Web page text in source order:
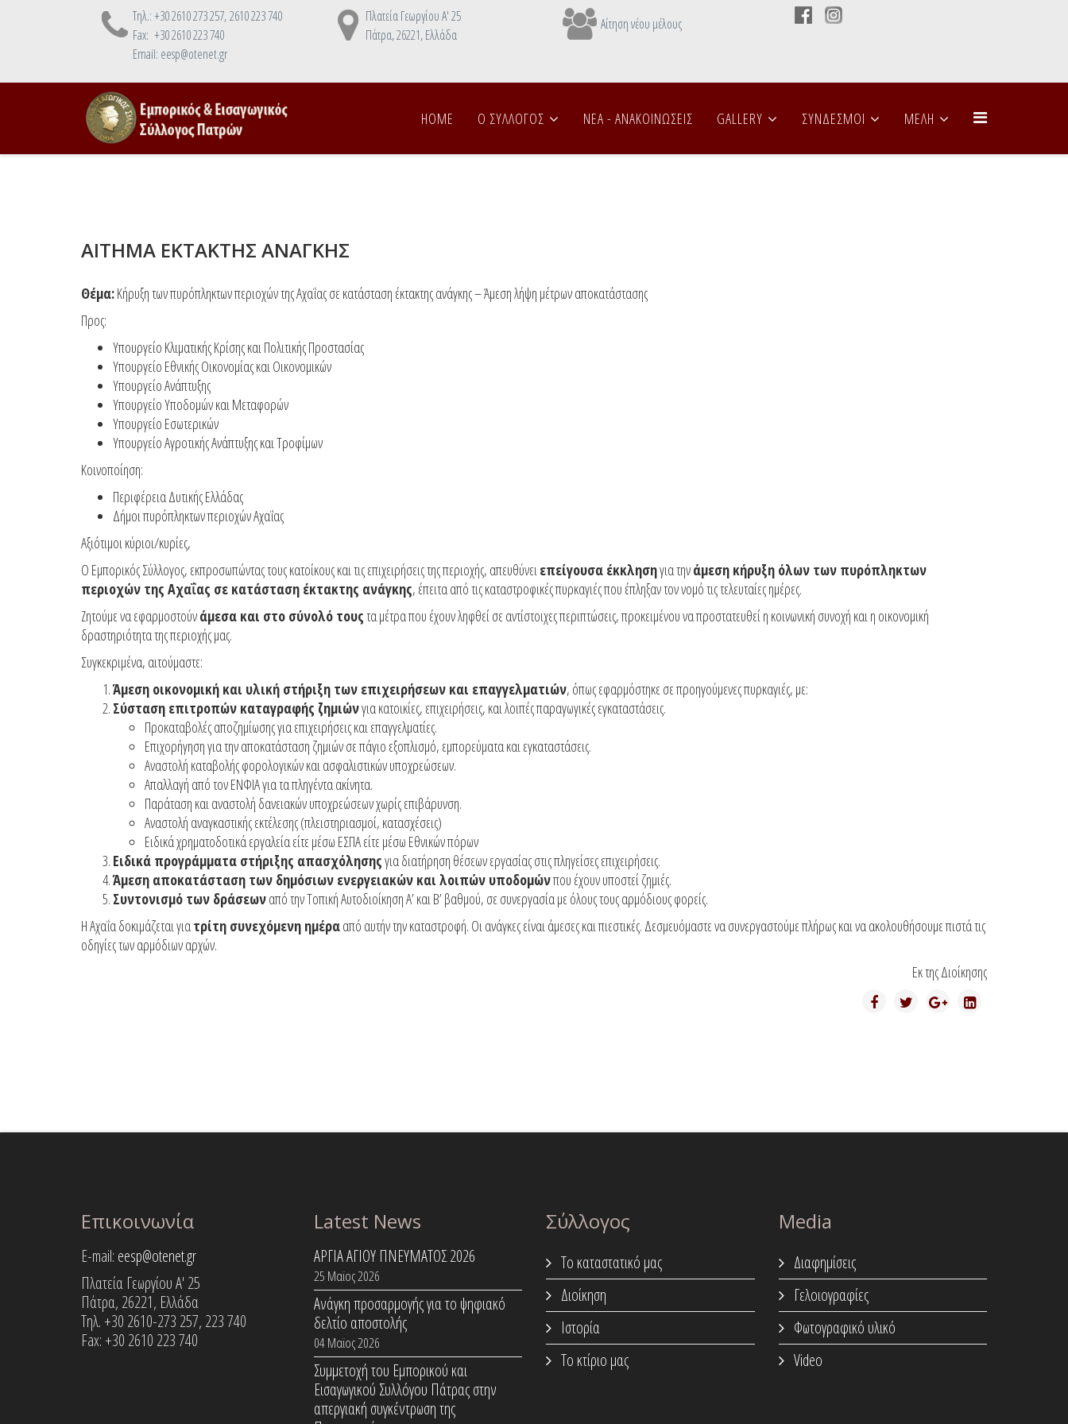
Τηλ.: +30 2610 273 257, 2610 223 740
Fax: +30 2610 223 740
Email: eesp@otenet.gr
Πλατεία Γεωργίου Α' 25
Πάτρα, 26221, Ελλάδα
Αίτηση νέου μέλους
HOME Ο ΣΥΛΛΟΓΟΣ NEA - ANAΚΟΙΝΩΣΕΙΣ GALLERY ΣΥΝΔΕΣΜΟΙ ΜΕΛΗ
ΑΙΤΗΜΑ ΕΚΤΑΚΤΗΣ ΑΝΑΓΚΗΣ
Θέμα:Κήρυξη των πυρόπληκτων περιοχών της Αχαΐας σε κατάσταση έκτακτης ανάγκης – Άμεση λήψη μέτρων αποκατάστασης
Προς:
Υπουργείο Κλιματικής Κρίσης και Πολιτικής Προστασίας
Υπουργείο Εθνικής Οικονομίας και Οικονομικών
Υπουργείο Ανάπτυξης
Υπουργείο Υποδομών και Μεταφορών
Υπουργείο Εσωτερικών
Υπουργείο Αγροτικής Ανάπτυξης και Τροφίμων
Κοινοποίηση:
Περιφέρεια Δυτικής Ελλάδας
Δήμοι πυρόπληκτων περιοχών Αχαΐας
Αξιότιμοι κύριοι/κυρίες,
Ο Εμπορικός Σύλλογος, εκπροσωπώντας τους κατοίκους και τις επιχειρήσεις της περιοχής, απευθύνειεπείγουσα έκκλησηγια τηνάμεση κήρυξη όλων των πυρόπληκτων
περιοχών της Αχαΐας σε κατάσταση έκτακτης ανάγκης, έπειτα από τις καταστροφικές πυρκαγιές που έπληξαν τον νομό τις τελευταίες ημέρες.
Ζητούμε να εφαρμοστούνάμεσα και στο σύνολό τουςτα μέτρα που έχουν ληφθεί σε αντίστοιχες περιπτώσεις, προκειμένου να προστατευθεί η κοινωνική συνοχή και η οικονομική
δραστηριότητα της περιοχής μας.
Συγκεκριμένα, αιτούμαστε:
Άμεση οικονομική και υλική στήριξη των επιχειρήσεων και επαγγελματιών, όπως εφαρμόστηκε σε προηγούμενες πυρκαγιές, με:
Σύσταση επιτροπών καταγραφής ζημιώνγια κατοικίες, επιχειρήσεις, και λοιπές παραγωγικές εγκαταστάσεις.
Προκαταβολές αποζημίωσης για επιχειρήσεις και επαγγελματίες.
Επιχορήγηση για την αποκατάσταση ζημιών σε πάγιο εξοπλισμό, εμπορεύματα και εγκαταστάσεις.
Αναστολή καταβολής φορολογικών και ασφαλιστικών υποχρεώσεων.
Απαλλαγή από τον ΕΝΦΙΑ για τα πληγέντα ακίνητα.
Παράταση και αναστολή δανειακών υποχρεώσεων χωρίς επιβάρυνση.
Αναστολή αναγκαστικής εκτέλεσης (πλειστηριασμοί, κατασχέσεις)
Ειδικά χρηματοδοτικά εργαλεία είτε μέσω ΕΣΠΑ είτε μέσω Εθνικών πόρων
Ειδικά προγράμματα στήριξης απασχόλησηςγια διατήρηση θέσεων εργασίας στις πληγείσες επιχειρήσεις.
Άμεση αποκατάσταση των δημόσιων ενεργειακών και λοιπών υποδομώνπου έχουν υποστεί ζημιές.
Συντονισμό των δράσεωναπό την Τοπική Αυτοδιοίκηση Α’ και Β’ βαθμού, σε συνεργασία με όλους τους αρμόδιους φορείς.
Η Αχαΐα δοκιμάζεται γιατρίτη συνεχόμενη ημέρααπό αυτήν την καταστροφή. Οι ανάγκες είναι άμεσες και πιεστικές. Δεσμευόμαστε να συνεργαστούμε πλήρως και να ακολουθήσουμε πιστά τις
οδηγίες των αρμόδιων αρχών.
Εκ της Διοίκησης
Επικοινωνία
E-mail: eesp@otenet.gr
Πλατεία Γεωργίου Α' 25
Πάτρα, 26221, Ελλάδα
Τηλ. +30 2610-273 257, 223 740
Fax: +30 2610 223 740
Latest News
ΑΡΓΙΑ ΑΓΙΟΥ ΠΝΕΥΜΑΤΟΣ 2026
25 Μαϊος 2026
Ανάγκη προσαρμογής για το ψηφιακό
δελτίο αποστολής
04 Μαϊος 2026
Συμμετοχή του Εμπορικού και
Εισαγωγικού Συλλόγου Πάτρας στην
απεργιακή συγκέντρωση της
Σύλλογος
Το καταστατικό μας
Διοίκηση
Ιστορία
Το κτίριο μας
Media
Διαφημίσεις
Γελοιογραφίες
Φωτογραφικό υλικό
Video